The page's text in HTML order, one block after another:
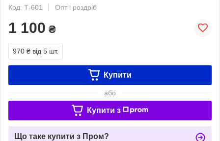
Код: Т-601
Опт і роздріб
1 100 ₴
970 ₴ від 5 шт.
Купити
або
Купити з
Що таке купити з Пром?